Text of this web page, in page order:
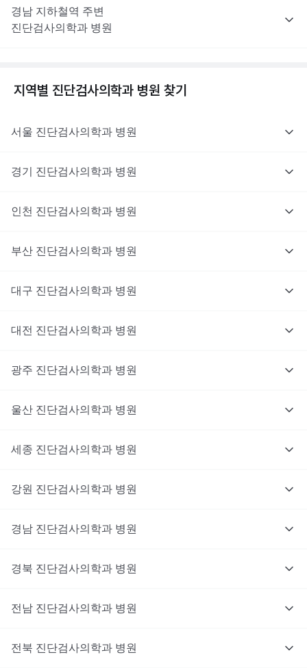
경남 지하철역 주변
진단검사의학과 병원
지역별 진단검사의학과 병원 찾기
서울 진단검사의학과 병원
경기 진단검사의학과 병원
인천 진단검사의학과 병원
부산 진단검사의학과 병원
대구 진단검사의학과 병원
대전 진단검사의학과 병원
광주 진단검사의학과 병원
울산 진단검사의학과 병원
세종 진단검사의학과 병원
강원 진단검사의학과 병원
경남 진단검사의학과 병원
경북 진단검사의학과 병원
전남 진단검사의학과 병원
전북 진단검사의학과 병원